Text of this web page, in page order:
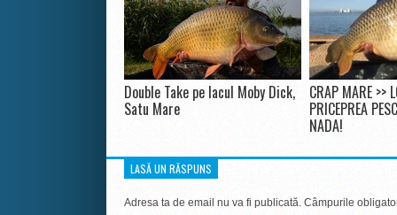
Double Take pe lacul Moby Dick,
Satu Mare
CRAP MARE >>
PRICEPREA
NADA!
LASĂ UN RĂSPUNS
Adresa ta de email nu va fi publicată. Câmpurile